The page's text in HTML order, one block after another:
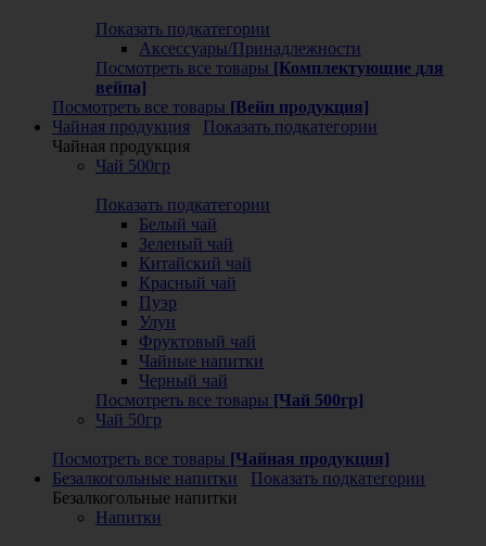
Показать подкатегории
Аксессуары/Принадлежности
Посмотреть все товары [Комплектующие для
вейпа]
Посмотреть все товары [Вейп продукция]
Чайная продукция
Показать подкатегории
Чайная продукция
Чай 500гр
Показать подкатегории
Белый чай
Зеленый чай
Китайский чай
Красный чай
Пуэр
Улун
Фруктовый чай
Чайные напитки
Черный чай
Посмотреть все товары [Чай 500гр]
Чай 50гр
Посмотреть все товары [Чайная продукция]
Безалкогольные напитки
Показать подкатегории
Безалкогольные напитки
Напитки